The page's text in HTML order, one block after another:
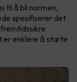
til å bli normen,
spesifiserer det
er enklere å starte